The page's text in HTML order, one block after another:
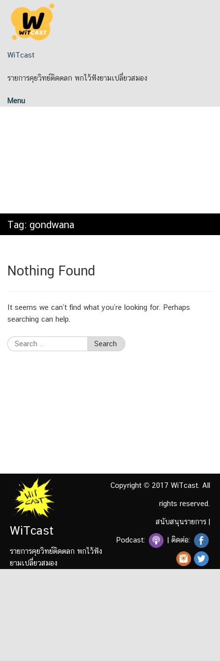
content
WiTcast
รายการคุยวิทย์ติดตลก พกไว้ฟังยามเปลี่ยวสมอง
Menu
Tag: gondwana
Nothing Found
It seems we can’t find what you’re looking for. Perhaps
searching can help.
Search
for:
WiTcast
รายการคุยวิทย์ติดตลก พกไว้ฟัง
ยามเปลี่ยวสมอง
Copyright © 2017 WiTcast. All
rights reserved.
สนับสนุนรายการ |
Podcast: | ติดต่อ: